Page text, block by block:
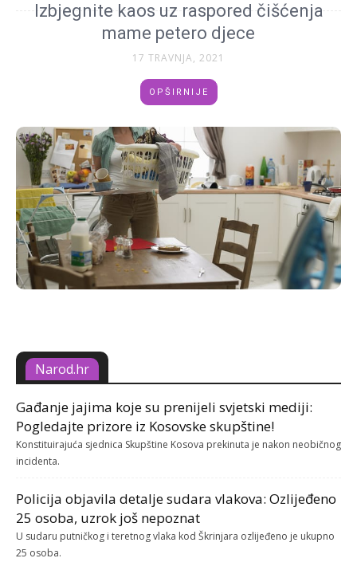
Izbjegnite kaos uz raspored čišćenja
mame petero djece
17 TRAVNJA, 2021
OPŠIRNIJE
Narod.hr
Gađanje jajima koje su prenijeli svjetski mediji:
Pogledajte prizore iz Kosovske skupštine!
Konstituirajuća sjednica Skupštine Kosova prekinuta je nakon neobičnog
incidenta.
Policija objavila detalje sudara vlakova: Ozlijeđeno
25 osoba, uzrok još nepoznat
U sudaru putničkog i teretnog vlaka kod Škrinjara ozlijeđeno je ukupno
25 osoba.